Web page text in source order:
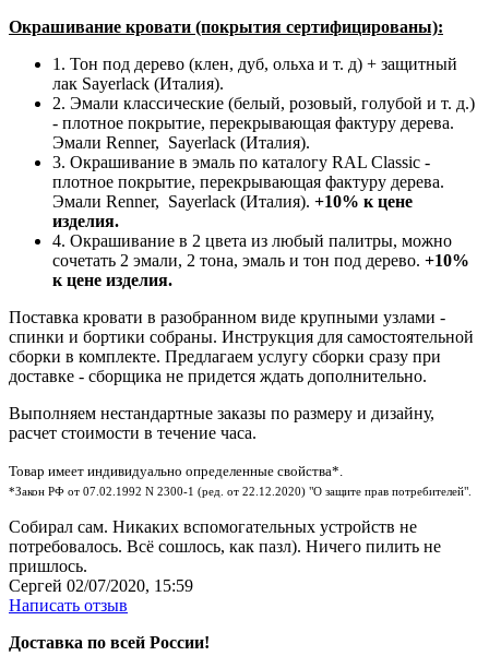
Окрашивание кровати (покрытия сертифицированы):
1. Тон под дерево (клен, дуб, ольха и т. д) + защитный
лак Sayerlack (Италия).
2. Эмали классические (белый, розовый, голубой и т. д.)
- плотное покрытие, перекрывающая фактуру дерева.
Эмали Renner, Sayerlack (Италия).
3. Окрашивание в эмаль по каталогу RAL Classic -
плотное покрытие, перекрывающая фактуру дерева.
Эмали Renner, Sayerlack (Италия). +10% к цене
изделия.
4. Окрашивание в 2 цвета из любый палитры, можно
сочетать 2 эмали, 2 тона, эмаль и тон под дерево. +10%
к цене изделия.
Поставка кровати в разобранном виде крупными узлами -
спинки и бортики собраны. Инструкция для самостоятельной
сборки в комплекте. Предлагаем услугу сборки сразу при
доставке - сборщика не придется ждать дополнительно.
Выполняем нестандартные заказы по размеру и дизайну,
расчет стоимости в течение часа.
Товар имеет индивидуально определенные свойства*.
*Закон РФ от 07.02.1992 N 2300-1 (ред. от 22.12.2020) "О защите прав потребителей".
Собирал сам. Никаких вспомогательных устройств не
потребовалось. Всё сошлось, как пазл). Ничего пилить не
пришлось.
Сергей 02/07/2020, 15:59
Написать отзыв
Доставка по всей России!